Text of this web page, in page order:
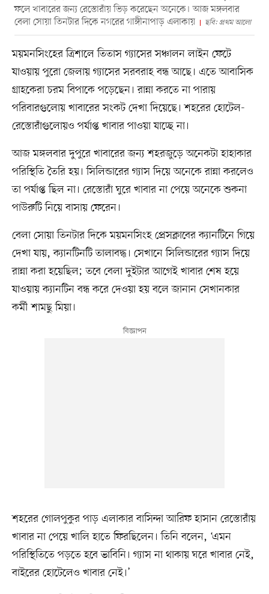
ফলে খাবারের জন্য রেস্তোরাঁয় ভিড় করেছেন অনেকে। আজ মঙ্গলবার
বেলা সোয়া তিনটার দিকে নগরের গাঙ্গীনাপাড় এলাকায়
ছবি: প্রথম আলো
ময়মনসিংহের ত্রিশালে তিতাস গ্যাসের সঞ্চালন লাইন ফেটে
যাওয়ায় পুরো জেলায় গ্যাসের সরবরাহ বন্ধ আছে। এতে আবাসিক
গ্রাহকেরা চরম বিপাকে পড়েছেন। রান্না করতে না পারায়
পরিবারগুলোয় খাবারের সংকট দেখা দিয়েছে। শহরের হোটেল-
রেস্তোরাঁগুলোয়ও পর্যাপ্ত খাবার পাওয়া যাচ্ছে না।
আজ মঙ্গলবার দুপুরে খাবারের জন্য শহরজুড়ে অনেকটা হাহাকার
পরিস্থিতি তৈরি হয়। সিলিন্ডারের গ্যাস দিয়ে অনেকে রান্না করলেও
তা পর্যাপ্ত ছিল না। রেস্তোরাঁ ঘুরে খাবার না পেয়ে অনেকে শুকনা
পাউরুটি নিয়ে বাসায় ফেরেন।
বেলা সোয়া তিনটার দিকে ময়মনসিংহ প্রেসক্লাবের ক্যানটিনে গিয়ে
দেখা যায়, ক্যানটিনটি তালাবদ্ধ। সেখানে সিলিন্ডারের গ্যাস দিয়ে
রান্না করা হয়েছিল; তবে বেলা দুইটার আগেই খাবার শেষ হয়ে
যাওয়ায় ক্যানটিন বন্ধ করে দেওয়া হয় বলে জানান সেখানকার
কর্মী শামছু মিয়া।
শহরের গোলপুকুর পাড় এলাকার বাসিন্দা আরিফ হাসান রেস্তোরাঁয়
খাবার না পেয়ে খালি হাতে ফিরছিলেন। তিনি বলেন, ‘এমন
পরিস্থিতিতে পড়তে হবে ভাবিনি। গ্যাস না থাকায় ঘরে খাবার নেই,
বাইরের হোটেলেও খাবার নেই।’